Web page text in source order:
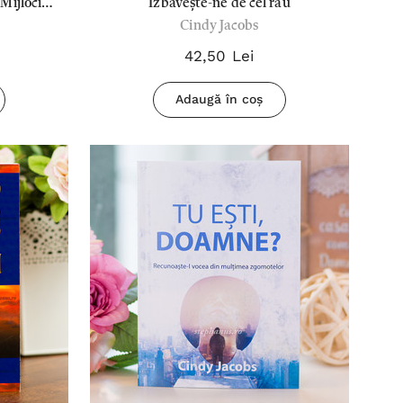
Izbăvește-ne de cel rău
Cindy Jacobs
42,50 Lei
Adaugă în coș